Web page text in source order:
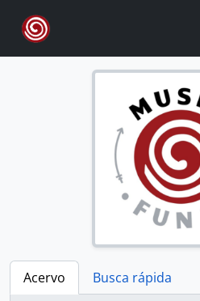
Skip to main content
Acervo
Busca rápida